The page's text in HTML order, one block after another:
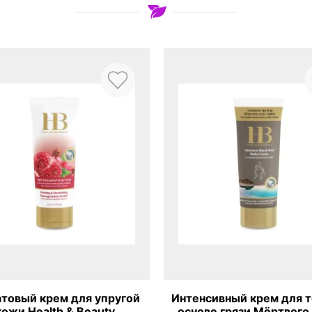
крем для упругой
Интенсивный крем для